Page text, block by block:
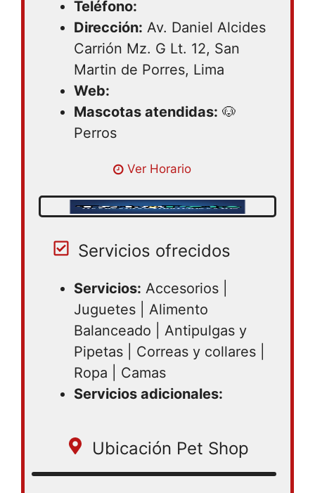
Teléfono:
Dirección: Av. Daniel Alcides
Carrión Mz. G Lt. 12, San
Martin de Porres, Lima
Web:
Mascotas atendidas: 🐶
Perros
Lunes 09:00 – 19:00 | Martes 09:00 –
09:00 – 19:00 | Viernes 09:00 – 19:00 |
Sabado 09:00 – 19:00 | Domingo 09:00 –
Ver Horario
Servicios ofrecidos
Servicios: Accesorios |
Juguetes | Alimento
Balanceado | Antipulgas y
Pipetas | Correas y collares |
Ropa | Camas
Servicios adicionales:
Ubicación Pet Shop